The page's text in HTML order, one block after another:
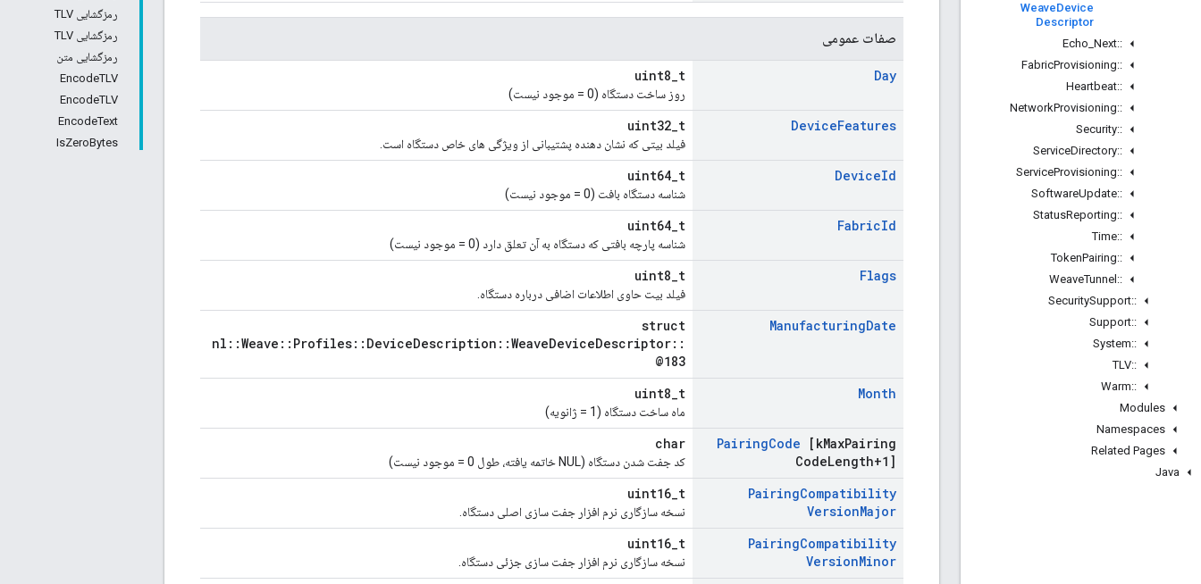
WeaveDevice
Descriptor
::
Echo Next
::
FabricProvisioning
::
Heartbeat
::
NetworkProvisioning
::
Security
::
ServiceDirectory
::
ServiceProvisioning
::
SoftwareUpdate
::
StatusReporting
::
Time
::
TokenPairing
::
WeaveTunnel
::
SecuritySupport
::
Support
::
System
::
TLV
::
Warm
Modules
Namespaces
Related Pages
Java
رمزگشایی TLV
رمزگشایی TLV
رمزگشایی متن
EncodeTLV
EncodeTLV
EncodeText
IsZeroBytes
صفات عمومی
Day
uint8_t
روز ساخت دستگاه (0 = موجود نیست)
DeviceFeatures
uint32_t
فیلد بیتی که نشان دهنده پشتیبانی از ویژگی های خاص دستگاه است.
DeviceId
uint64_t
شناسه دستگاه بافت (0 = موجود نیست)
FabricId
uint64_t
شناسه پارچه بافتی که دستگاه به آن تعلق دارد (0 = موجود نیست)
Flags
uint8_t
فیلد بیت حاوی اطلاعات اضافی درباره دستگاه.
ManufacturingDate
struct
nl::Weave::Profiles::DeviceDescription::WeaveDeviceDescriptor::
@183
Month
uint8_t
ماه ساخت دستگاه (1 = ژانویه)
PairingCode [kMaxPairing
CodeLength+1]
char
کد جفت شدن دستگاه (NUL خاتمه یافته، طول 0 = موجود نیست)
PairingCompatibility
VersionMajor
uint16_t
نسخه سازگاری نرم افزار جفت سازی اصلی دستگاه.
PairingCompatibility
VersionMinor
uint16_t
نسخه سازگاری نرم افزار جفت سازی جزئی دستگاه.